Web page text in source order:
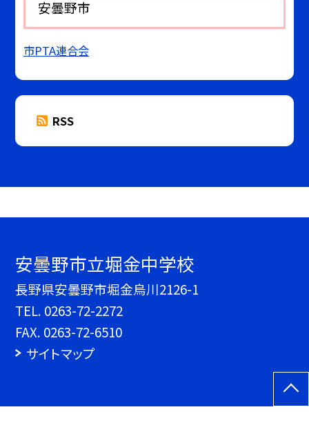
安曇野市
市PTA連合会
RSS
安曇野市立堀金中学校
長野県安曇野市堀金烏川2126-1
TEL. 0263-72-2272
FAX. 0263-72-6510
サイトマップ